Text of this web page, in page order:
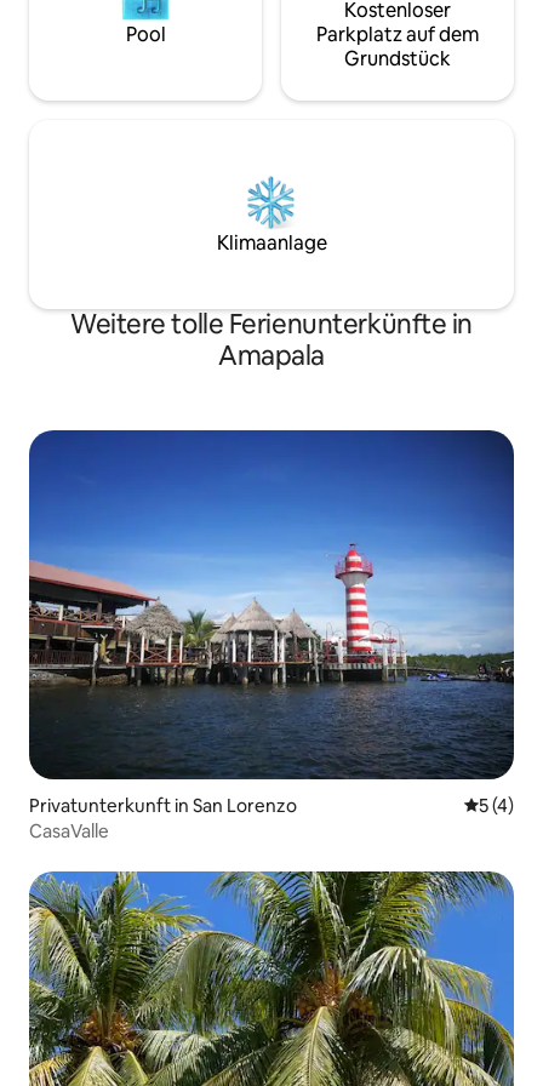
Pool
Kostenloser
Parkplatz auf dem
Grundstück
Klimaanlage
Weitere tolle Ferienunterkünfte in
Amapala
Privatunterkunft in San Lorenzo
5 (4)
CasaValle